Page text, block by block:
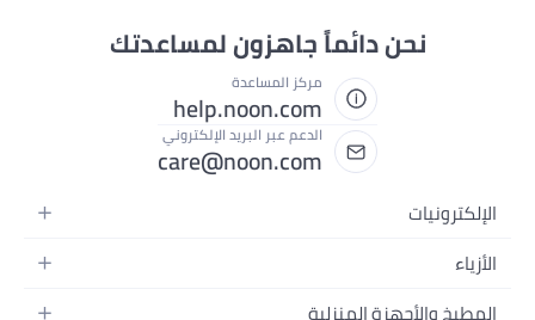
نحن دائماً جاهزون لمساعدتك
مركز المساعدة
help.noon.com
الدعم عبر البريد الإلكتروني
care@noon.com
الإلكترونيات
الهواتف المتحركة
الأزياء
أحذية رياضية رجالية